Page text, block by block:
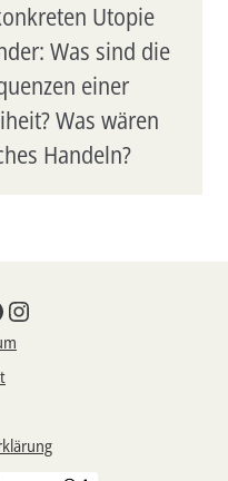
Utopie
Was sind die
einer
Was wären
Handeln?
Instagram